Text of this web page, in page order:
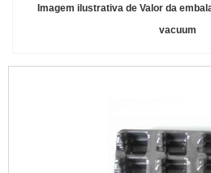
Imagem ilustrativa de Valor da
vacuum